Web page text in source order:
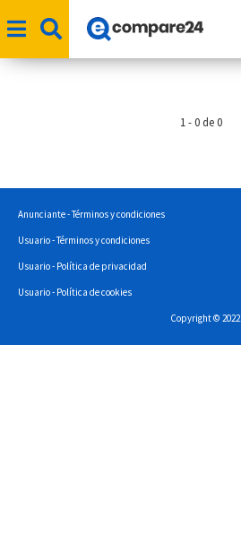
1 - 0 de 0
Anunciante - Términos y condiciones
Usuario - Términos y condiciones
Usuario - Política de privacidad
Usuario - Política de cookies
Copyright © 2022